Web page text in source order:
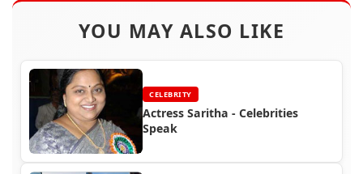
YOU MAY ALSO LIKE
CELEBRITY
Actress Saritha - Celebrities
Speak